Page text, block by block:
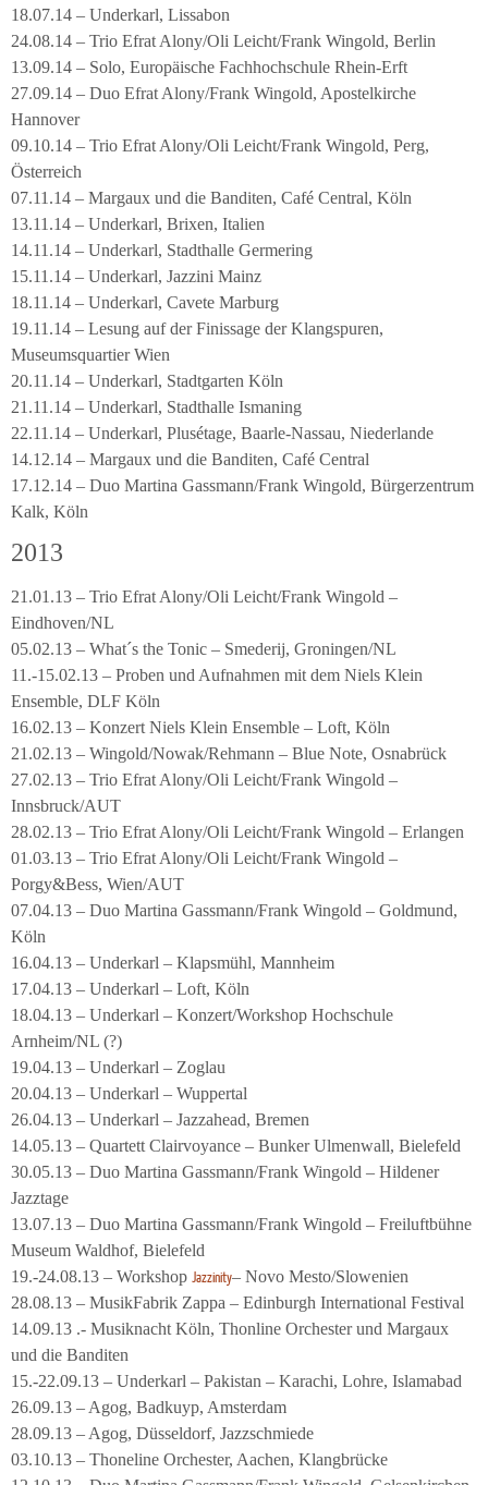
18.07.14 – Underkarl, Lissabon
24.08.14 – Trio Efrat Alony/Oli Leicht/Frank Wingold, Berlin
13.09.14 – Solo, Europäische Fachhochschule Rhein-Erft
27.09.14 – Duo Efrat Alony/Frank Wingold, Apostelkirche
Hannover
09.10.14 – Trio Efrat Alony/Oli Leicht/Frank Wingold, Perg,
Österreich
07.11.14 – Margaux und die Banditen, Café Central, Köln
13.11.14 – Underkarl, Brixen, Italien
14.11.14 – Underkarl, Stadthalle Germering
15.11.14 – Underkarl, Jazzini Mainz
18.11.14 – Underkarl, Cavete Marburg
19.11.14 – Lesung auf der Finissage der Klangspuren,
Museumsquartier Wien
20.11.14 – Underkarl, Stadtgarten Köln
21.11.14 – Underkarl, Stadthalle Ismaning
22.11.14 – Underkarl, Plusétage, Baarle-Nassau, Niederlande
14.12.14 – Margaux und die Banditen, Café Central
17.12.14 – Duo Martina Gassmann/Frank Wingold, Bürgerzentrum
Kalk, Köln
2013
21.01.13 – Trio Efrat Alony/Oli Leicht/Frank Wingold –
Eindhoven/NL
05.02.13 – What´s the Tonic – Smederij, Groningen/NL
11.-15.02.13 – Proben und Aufnahmen mit dem Niels Klein
Ensemble, DLF Köln
16.02.13 – Konzert Niels Klein Ensemble – Loft, Köln
21.02.13 – Wingold/Nowak/Rehmann – Blue Note, Osnabrück
27.02.13 – Trio Efrat Alony/Oli Leicht/Frank Wingold –
Innsbruck/AUT
28.02.13 – Trio Efrat Alony/Oli Leicht/Frank Wingold – Erlangen
01.03.13 – Trio Efrat Alony/Oli Leicht/Frank Wingold –
Porgy&Bess, Wien/AUT
07.04.13 – Duo Martina Gassmann/Frank Wingold – Goldmund,
Köln
16.04.13 – Underkarl – Klapsmühl, Mannheim
17.04.13 – Underkarl – Loft, Köln
18.04.13 – Underkarl – Konzert/Workshop Hochschule
Arnheim/NL (?)
19.04.13 – Underkarl – Zoglau
20.04.13 – Underkarl – Wuppertal
26.04.13 – Underkarl – Jazzahead, Bremen
14.05.13 – Quartett Clairvoyance – Bunker Ulmenwall, Bielefeld
30.05.13 – Duo Martina Gassmann/Frank Wingold – Hildener
Jazztage
13.07.13 – Duo Martina Gassmann/Frank Wingold – Freiluftbühne
Museum Waldhof, Bielefeld
19.-24.08.13 – Workshop Jazzinity– Novo Mesto/Slowenien
28.08.13 – MusikFabrik Zappa – Edinburgh International Festival
14.09.13 .- Musiknacht Köln, Thonline Orchester und Margaux
und die Banditen
15.-22.09.13 – Underkarl – Pakistan – Karachi, Lohre, Islamabad
26.09.13 – Agog, Badkuyp, Amsterdam
28.09.13 – Agog, Düsseldorf, Jazzschmiede
03.10.13 – Thoneline Orchester, Aachen, Klangbrücke